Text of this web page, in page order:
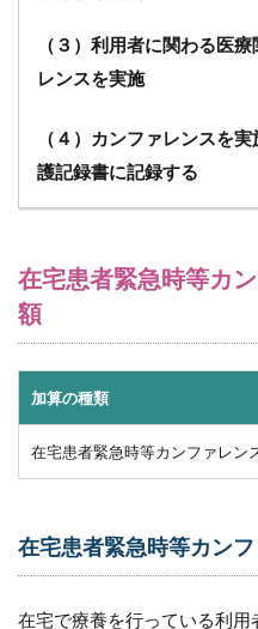
の
留
10
ビデ
オ通
な機
器を
用い
る場
合
10.1
通話に
関する
Q&A
Q:
（３）利用者に関わる医
レンスを実施
（４）カンファレンスを
護記録書に記録する
在宅患者緊急時等カ
額
加算の種類
在宅患者緊急時等カンファレン
在宅患者緊急時等カン
在宅で療養を行っている利用